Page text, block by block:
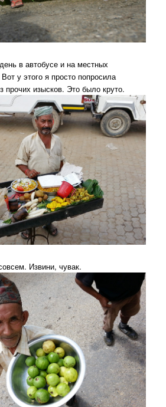
в автобусе и на местных
у этого я просто попросила
прочих изысков. Это было круто.
Извини, чувак.